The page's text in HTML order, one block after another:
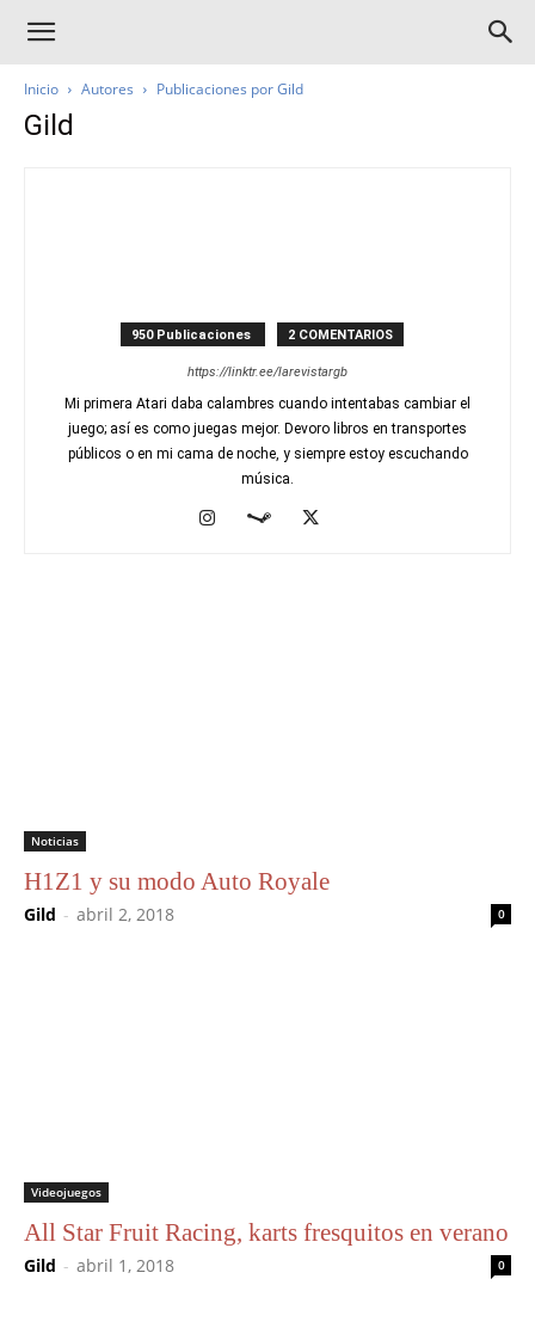
Inicio Autores Publicaciones por Gild
Gild
950 Publicaciones 2 COMENTARIOS
https://linktr.ee/larevistargb
Mi primera Atari daba calambres cuando intentabas cambiar el
juego; así es como juegas mejor. Devoro libros en transportes
públicos o en mi cama de noche, y siempre estoy escuchando
música.
Noticias
H1Z1 y su modo Auto Royale
Gild - abril 2, 2018 0
Videojuegos
All Star Fruit Racing, karts fresquitos en verano
Gild - abril 1, 2018 0